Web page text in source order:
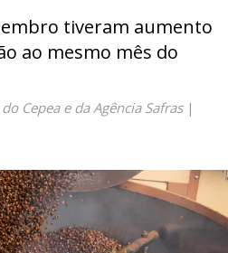
tiveram aumento
ao mesmo mês do
Cepea e da Agência Safras|